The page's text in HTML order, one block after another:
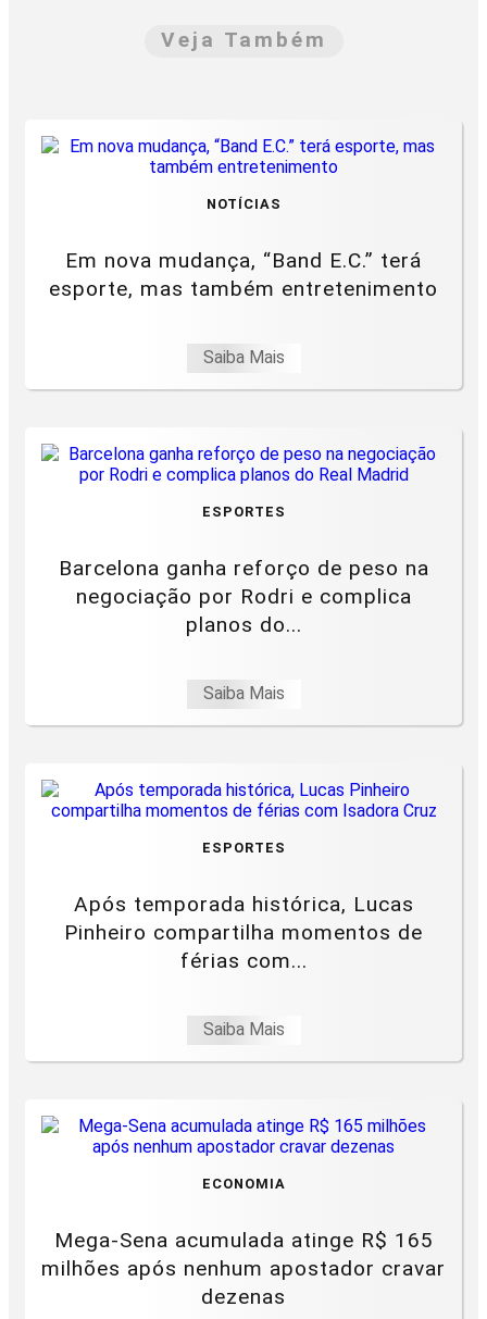
Veja Também
NOTÍCIAS
Em nova mudança, “Band E.C.” terá
esporte, mas também entretenimento
Saiba Mais
ESPORTES
Barcelona ganha reforço de peso na
negociação por Rodri e complica
planos do...
Saiba Mais
ESPORTES
Após temporada histórica, Lucas
Pinheiro compartilha momentos de
férias com...
Saiba Mais
ECONOMIA
Mega-Sena acumulada atinge R$ 165
milhões após nenhum apostador cravar
dezenas